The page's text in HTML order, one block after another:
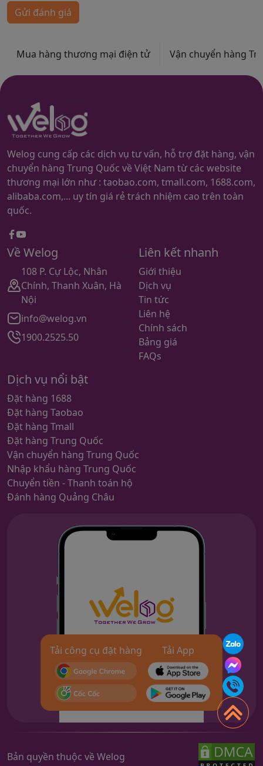
Gửi đánh giá
Mua hàng thương mại điện tử Vận chuyển hàng
Welog cung cấp các dịch vụ tư vấn, hỗ trợ đặt hàng, vận
chuyển hàng Trung Quốc về Việt Nam từ các website
thương mại lớn như : taobao.com, tmall.com, 1688.com,
alibaba.com,... uy tín giá rẻ trách nhiệm cao trên toàn
quốc.
Facebook
youtube
Về Welog
108 P. Cự Lộc, Nhân
Chính, Thanh Xuân, Hà
Nội
info@welog.vn
1900.2525.50
Liên kết nhanh
Giới thiệu
Dịch vụ
Tin tức
Liên hệ
Chính sách
Bảng giá
FAQs
Dịch vụ nổi bật
Đặt hàng 1688
Đặt hàng Taobao
Đặt hàng Tmall
Đặt hàng Trung Quốc
Vận chuyển hàng Trung Quốc
Nhập khẩu hàng Trung Quốc
Chuyển tiền - Thanh toán hộ
Đánh hàng Quảng Châu
Tải công cụ đặt hàng Tải App
Bản quyền thuộc về Welog